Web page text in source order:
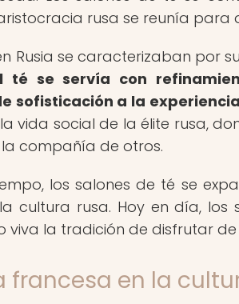
rusa se reunía para
Rusia se caracterizaban por
té se servía con
sofisticación a la
vida social de la élite rusa,
compañía de otros.
los salones de té se
cultura rusa. Hoy en día, los
viva la tradición de disfrutar
francesa en la